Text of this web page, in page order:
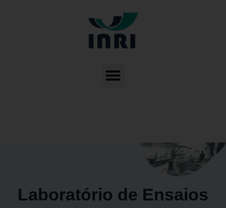
Laboratório de Ensaios